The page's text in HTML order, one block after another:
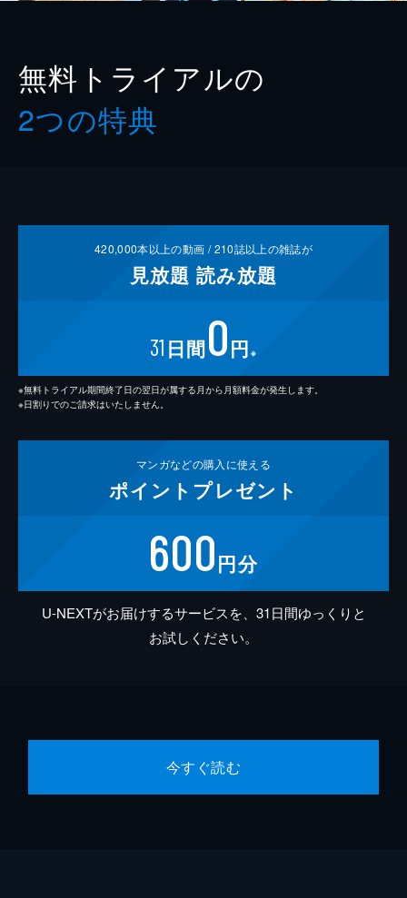
無料トライアルの
2つの特典
420,000本以上の動画 /210誌以上の雑誌が
見放題 読み放題
31 日間0円 ※
※無料トライアル期間終了日の翌日が属する月から月額料金が発生します。
※日割りでのご請求はいたしません。
マンガなどの購入に使える
ポイント プレゼント
600円分
U-NEXTがお届けするサービスを、31日間ゆっくりと
お試しください。
今すぐ読む